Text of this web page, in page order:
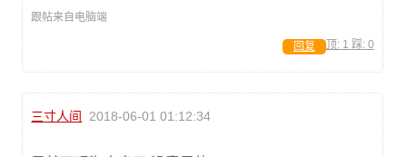
跟帖来自电脑端
顶: 1 踩: 0
回复
三寸人间 2018-06-01 01:12:34